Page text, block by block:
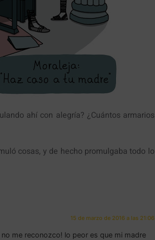
ahí con alegría? ¿Cuántos armarios
cosas, y de hecho promulgaba todo lo
15 de marzo de 2016 a las 21:06
me reconozco! lo peor es que mi madre